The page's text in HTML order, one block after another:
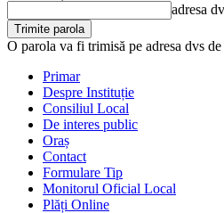
adresa
O parola va fi trimisă pe adresa dvs
Primar
Despre Instituție
Consiliul Local
De interes public
Oraș
Contact
Formulare Tip
Monitorul Oficial Local
Plăți Online